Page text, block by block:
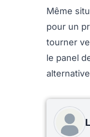
Même
pour un
tourner
le panel